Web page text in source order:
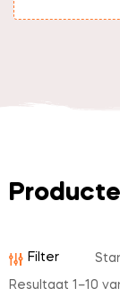
Filter
Resultaat 1–10